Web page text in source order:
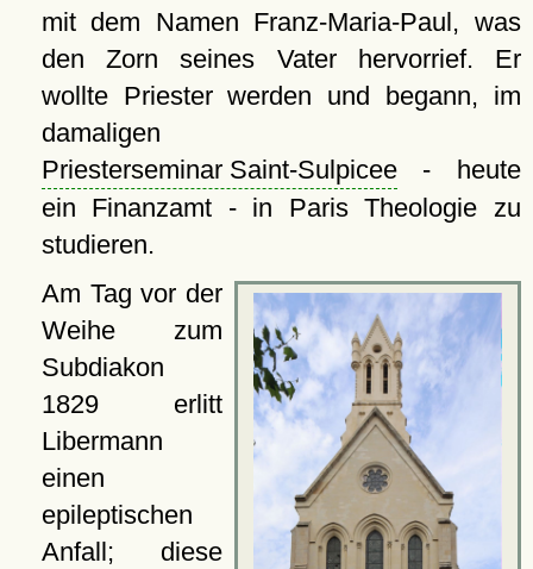
mit dem Namen Franz-Maria-Paul, was
den Zorn seines Vater hervorrief. Er
wollte Priester werden und begann, im
damaligen
Priesterseminar Saint-Sulpicee- heute
ein Finanzamt - in Paris Theologie zu
studieren.
Am Tag vor der
Weihe zum
Subdiakon
1829 erlitt
Libermann
einen
epileptischen
Anfall; diese